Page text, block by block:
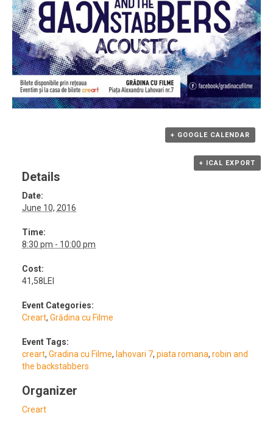
+ GOOGLE CALENDAR
+ ICAL EXPORT
Details
Date:
June 10, 2016
Time:
8:30 pm - 10:00 pm
Cost:
41,58LEI
Event Categories:
Creart,Grădina cu Filme
Event Tags:
creart,Gradina cu Filme, lahovari 7,piata romana,robin and
the backstabbers
Organizer
Creart